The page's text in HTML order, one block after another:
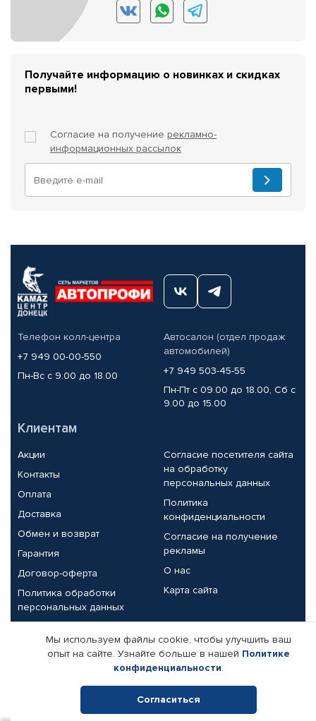
Получайте информацию о новинках и скидках
первыми!
Согласие на получение рекламно-
информационных рассылок
Телефон колл-центра
+7 949 00-00-550
Пн-Вс с 9.00 до 18.00
Автосалон (отдел продаж
автомобилей)
+7 949 503-45-55
Пн-Пт с 09.00 до 18.00, Сб с
9.00 до 15.00
Клиентам
Акции
Контакты
Оплата
Доставка
Обмен и возврат
Гарантия
Договор-оферта
Политика обработки
персональных данных
Согласие посетителя сайта
на обработку
персональных данных
Политика
конфиденциальности
Согласие на получение
рекламы
О нас
Карта сайта
Партнерам
Корпоративным клиентам
Поставщикам
Реквизиты компании
Мы используем файлы cookie, чтобы улучшить ваш
опыт на сайте. Узнайте больше в нашей Политике
конфиденциальности.
Согласиться